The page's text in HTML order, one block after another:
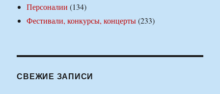
Персоналии (134)
Фестивали, конкурсы, концерты(233)
СВЕЖИЕ ЗАПИСИ